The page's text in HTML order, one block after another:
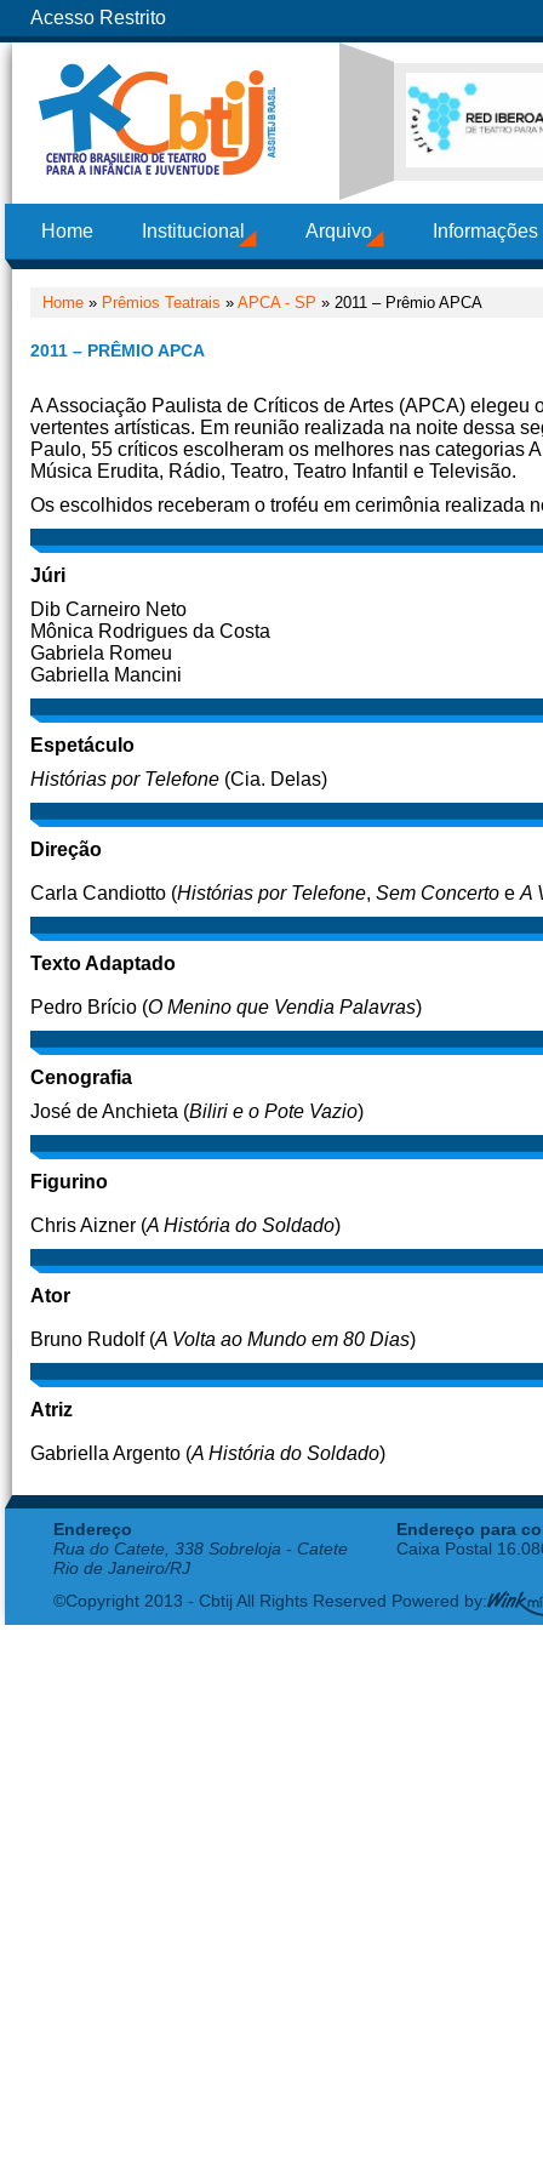
Acesso Restrito
Home Institucional Arquivo
Home » Prêmios Teatrais » APCA - SP » 2011 – Prêmio APCA
2011 – PRÊMIO APCA
A Associação Paulista de Críticos de Artes (APCA)
vertentes artísticas. Em reunião realizada na noite dessa
Paulo, 55 críticos escolheram os melhores nas categorias
Música Erudita, Rádio, Teatro, Teatro Infantil e Televisão.
Os escolhidos receberam o troféu em cerimônia realizada
Júri
Dib Carneiro Neto
Mônica Rodrigues da Costa
Gabriela Romeu
Gabriella Mancini
Espetáculo
Histórias por Telefone (Cia. Delas)
Direção
Carla Candiotto (Histórias por Telefone, Sem Concerto e A
Texto Adaptado
Pedro Brício (O Menino que Vendia Palavras)
Cenografia
José de Anchieta (Biliri e o Pote Vazio)
Figurino
Chris Aizner (A História do Soldado)
Ator
Bruno Rudolf (A Volta ao Mundo em 80 Dias)
Atriz
Gabriella Argento (A História do Soldado)
Endereço
Rua do Catete, 338 Sobreloja - Catete
Rio de Janeiro/RJ
Endereço para
Caixa Postal
©Copyright 2013 - Cbtij All Rights Reserved Powered by: